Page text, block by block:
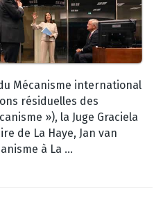
Mécanisme international
résiduelles des
»), la Juge Graciela
de La Haye, Jan van
à La …